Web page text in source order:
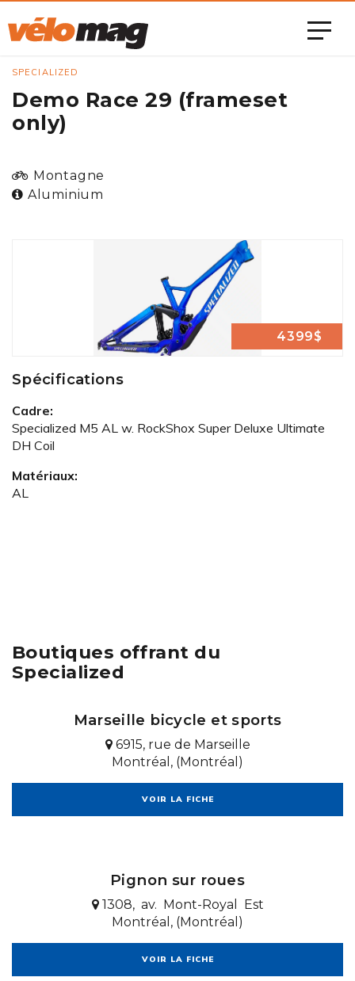
SPECIALIZED
Demo Race 29 (frameset
only)
Montagne
Aluminium
4399$
Spécifications
Cadre:
Specialized M5 AL w. RockShox Super Deluxe Ultimate
DH Coil
Matériaux:
AL
Boutiques offrant du
Specialized
Marseille bicycle et sports
6915, rue de Marseille
Montréal, (Montréal)
VOIR LA FICHE
Pignon sur roues
1308, av. Mont-Royal Est
Montréal, (Montréal)
VOIR LA FICHE